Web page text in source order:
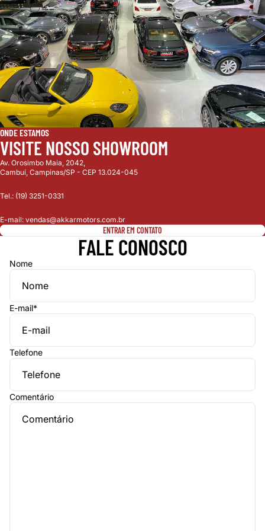
ONDE ESTAMOS
VISITE NOSSO SHOWROOM
Av. Orosimbo Maia, 2042,
Cambuí, Campinas/SP - CEP 13.024-045
Tel.: (19) 3251-0331
E-mail: vendas@akkarmotors.com.br
ENTRAR EM CONTATO
FALE CONOSCO
Nome
E-mail*
Telefone
Comentário